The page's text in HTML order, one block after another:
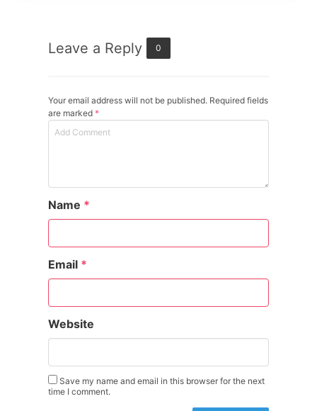
Leave a Reply 0
Your email address will not be published. Required fields
are marked *
Name *
Email *
Website
Save my name and email in this browser for the next
time I comment.